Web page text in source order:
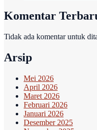
Komentar
Tidak ada komentar untuk
Arsip
Mei 2026
April 2026
Maret 2026
Februari 2026
Januari 2026
Desember 2025